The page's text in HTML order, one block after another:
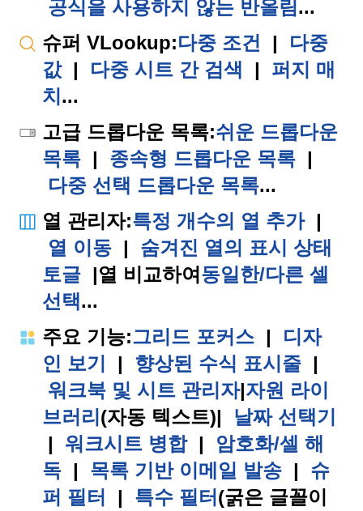
공식을 사용하지 않는 반올림...
슈퍼 VLookup:다중 조건 |
다중
값 | 다중 시트 간 검색 |
퍼지 매
치 ...
고급 드롭다운 목록:쉬운 드롭다운
목록 | 종속형 드롭다운 목록 |
다중 선택 드롭다운 목록...
열 관리자:특정 개수의 열 추가 |
열 이동 |
숨겨진 열의 표시 상태
토글 |열 비교하여 동일한/다른 셀
선택...
주요 기능:그리드 포커스 |
디자
인 보기
| 향상된 수식 표시줄 |
워크북 및 시트 관리자|자원 라이
브러리 (자동 텍스트)|
날짜 선택기
|
워크시트 병합 |
암호화/셀 해
독 | 목록 기반 이메일 발송 |
슈
퍼 필터
| 특수 필터 (굵은 글꼴이